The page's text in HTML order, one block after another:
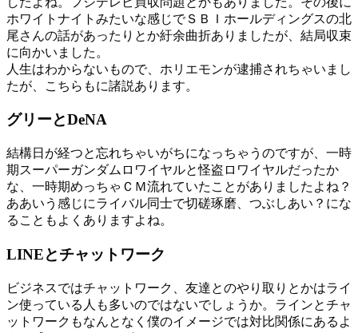
ホワイトナイトみたいな感じでＳＢＩホールディングスの北
尾さんの話があったりとか紆余曲折ありましたが、結局収束
に向かいました。
人生はわからないもので、ホリエモンが逮捕されちゃいまし
たが、こちらもに諸説あります。
グリーとDeNA
結構日が経つと忘れちゃいがちになっちゃうのですが、一時
期スーパーガンダムロワイヤルと怪盗ロワイヤルだったか
な、一時期めっちゃＣＭ流れていたことがありましたよね？
ああいう感じにライバル同士で切磋琢磨、つぶしあい？にな
ることもよくありますよね。
LINEとチャットワーク
ビジネスではチャットワーク、友達とのやり取りとかはライ
ン使っている人も多いのではないでしょうか。ラインとチャ
ットワークもなんとなく僕のイメージでは対比関係にあるよ